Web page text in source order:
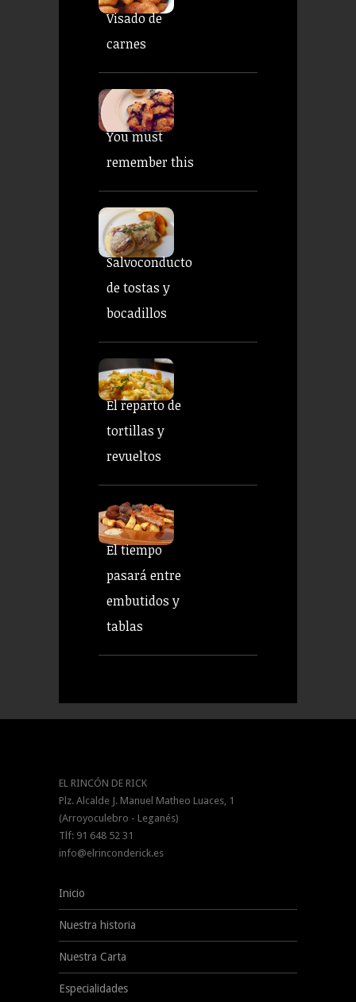
Visado de
carnes
You must
remember this
Salvoconducto
de tostas y
bocadillos
El reparto de
tortillas y
revueltos
El tiempo
pasará entre
embutidos y
tablas
EL RINCÓN DE RICK
Plz. Alcalde J. Manuel Matheo Luaces, 1
(Arroyoculebro - Leganés)
Tlf: 91 648 52 31
info@elrinconderick.es
Inicio
Nuestra historia
Nuestra Carta
Especialidades